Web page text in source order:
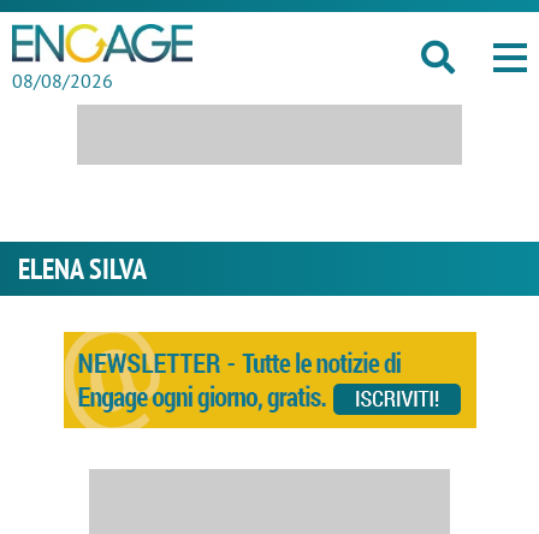
08/08/2026
ELENA SILVA